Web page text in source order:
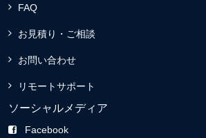
FAQ
お見積り・ご相談
お問い合わせ
リモートサポート
ソーシャルメディア
Facebook